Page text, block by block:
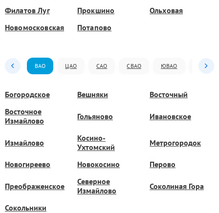
Филатов Луг Прокшино
Ольховая
Новомосковская
Потапово
ВАО ЦАО САО СВАО ЮВАО ЮАО
Богородское Вешняки
Восточный
Восточное
Измайлово
Гольяново Ивановское
Измайлово
Косино-
Ухтомский
Метрогородок
Новогиреево Новокосино Перово
Преображенское
Северное
Измайлово
Соколиная Гора
Сокольники